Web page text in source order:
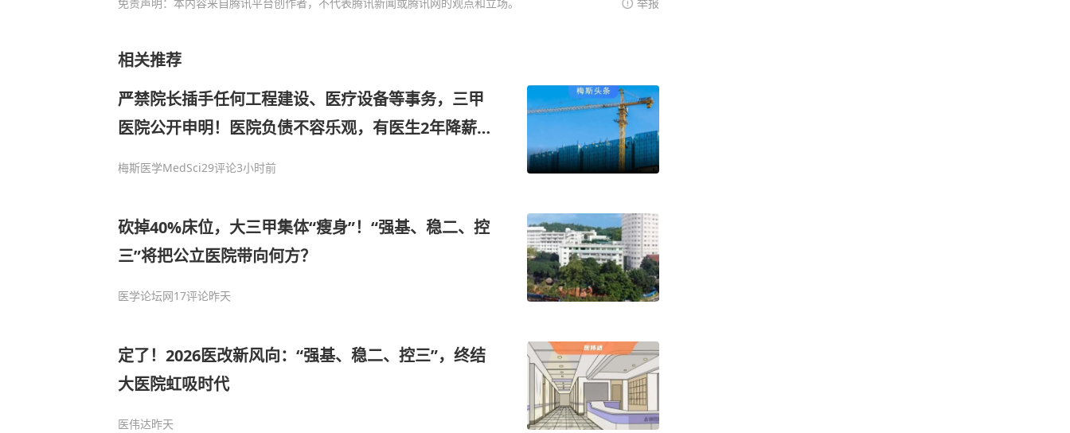
相关推荐
严禁院长插手任何工程建设、医疗设备等事务，三甲
医院公开申明！医院负债不容乐观，有医生2年降薪4
梅斯医学MedSci29评论3小时前
砍掉40%床位，大三甲集体“瘦身”！“强基、稳二、控
三”将把公立医院带向何方？
医学论坛网17评论昨天
定了！2026医改新风向：“强基、稳二、控三”，终结
大医院虹吸时代
医伟达昨天